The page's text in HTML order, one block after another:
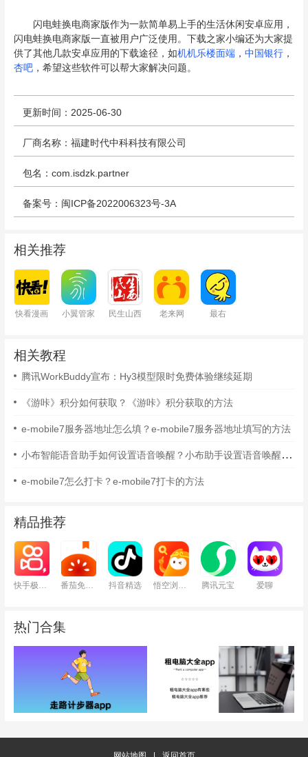
闪电蛙换电商家版作为一款简单易上手的生活休闲安卓应用，
闪电蛙换电商家版一直被用户广泛使用。下载之家小编还为大家提
供了其他几款安卓应用的下载途径，如机机乐楼面端， 中国银行，
杏吧，希望这些软件可以帮大家解决问题。
更新时间：2025-06-30
厂商名称：福建时代中科科技有限公司
包名：com.isdzk.partner
备案号：闽ICP备2022006323号-3A
相关推荐
快看漫画 小翼管家 民生山西 老来网 最右
相关教程
腾讯WorkBuddy宣布：Hy3模型限时免费体验继续延期
《游咔》积分如何获取？《游咔》积分获取的方法
e-mobile7服务器地址怎么填？e-mobile7服务器地址填写的方法
小布智能语音助手如何设置语音唤醒？小布助手设置语音唤醒的方法
e-mobile7怎么打卡？e-mobile7打卡的方法
精品推荐
快手极速版 番茄免费小说 抖音精选 悟空浏览器 腾讯元宝 爱聊
热门合集